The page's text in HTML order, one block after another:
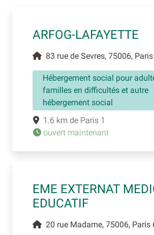
ARFOG-LAFAYETTE
83 rue de Sevres, 75006,
Hébergement social pour
familles en difficultés et autre
hébergement social
1.6 km de Paris 1
ouvert maintenant
EME EXTERNAT
EDUCATIF
20 rue Madame, 75006, Paris